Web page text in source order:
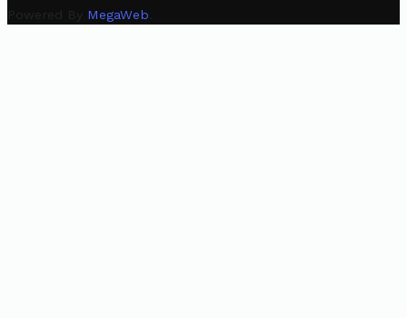
Powered By MegaWeb